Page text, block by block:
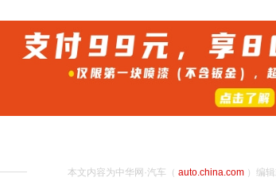
本文内容为中华网·汽车（ auto.china.com）编辑